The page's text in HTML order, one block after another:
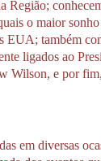
Região;
o maior
EUA; também
ligados ao
Wilson, e por
em diversas